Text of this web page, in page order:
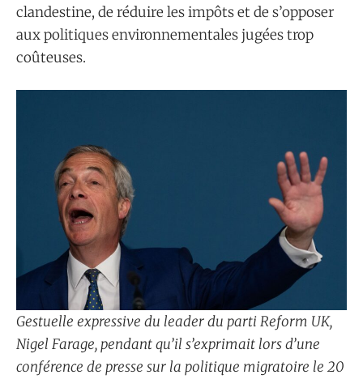
clandestine, de réduire les impôts et de s’opposer
aux politiques environnementales jugées trop
coûteuses.
Gestuelle expressive du leader du parti Reform UK,
Nigel Farage, pendant qu’il s’exprimait lors d’une
conférence de presse sur la politique migratoire le 20